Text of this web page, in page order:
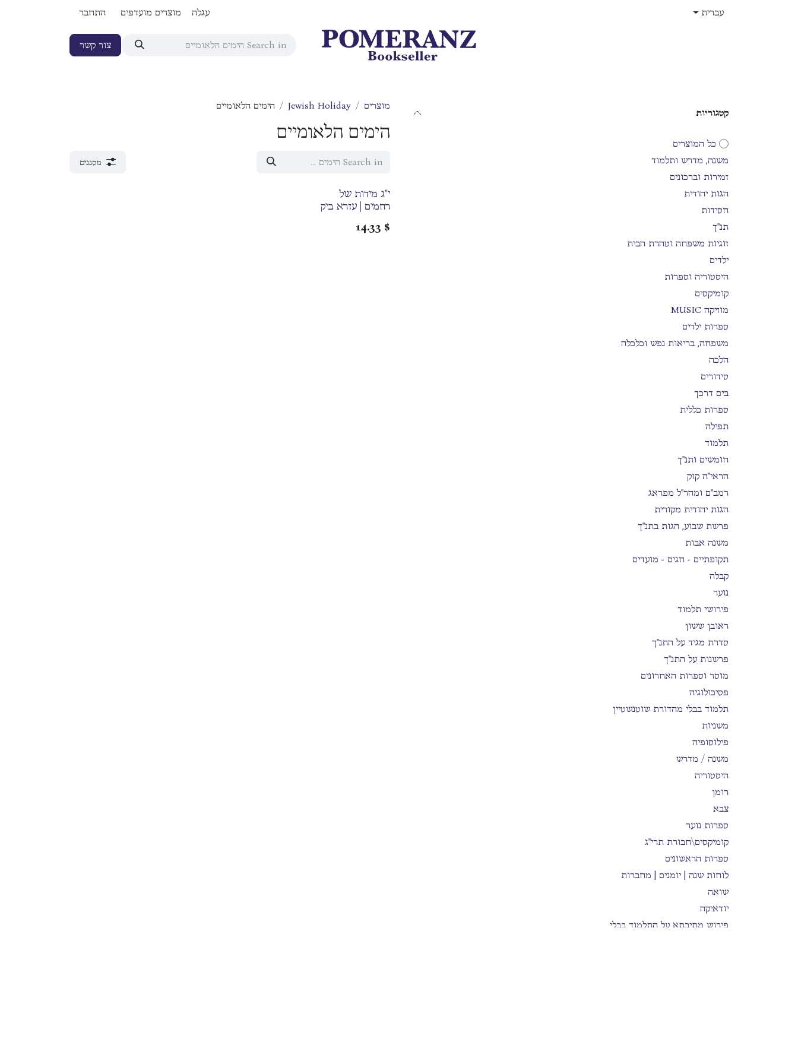
עברית עגלה מוצרים מועדפים התחבר
צור קשר
קטגוריות
כל המוצרים
משנה, מדרש ותלמוד
זמירות וברכונים
הגות יהודית
חסידות
תנ"ך
זוגיות משפחה וטהרת הבית
ילדים
היסטוריה וספרות
קומיקסים
מוזיקה MUSIC
ספרות ילדים
משפחה, בריאות נפש וכלכלה
הלכה
סידורים
בים דרכך
ספרות כללית
תפילה
תלמוד
חומשים ותנ"ך
הראי"ה קוק
רמב"ם ומהר"ל מפראג
הגות יהודית מקורית
פרשת שבוע, הגות בתנ"ך
משנה אבות
תקופתיים - חגים - מועדים
קבלה
נוער
פירושי תלמוד
ראובן ששון
סדרת מגיד על התנ"ך
פרשנות על התנ"ך
מוסר וספרות האחרונים
פסיכולוגיה
תלמוד בבלי מהדורת שוטנשטיין
משניות
פילוסופיה
משנה / מדרש
היסטוריה
רומן
צבא
ספרות נוער
קומיקסים\חבורת תרי"ג
ספרות הראשונים
לוחות שנה | יומנים | מחברות
שואה
יודאיקה
פירוש מתיבתא על התלמוד בבלי
מוצרים Jewish Holiday הימים הלאומיים
הימים הלאומיים
מסננים
י"ג מידות של
רחמים | עזרא ביק
$
14.33